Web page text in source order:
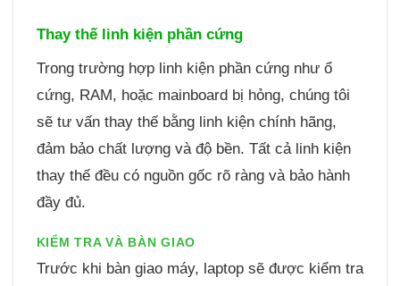
Thay thế linh kiện phần cứng
Trong trường hợp linh kiện phần cứng như ổ
cứng, RAM, hoặc mainboard bị hỏng, chúng tôi
sẽ tư vấn thay thế bằng linh kiện chính hãng,
đảm bảo chất lượng và độ bền. Tất cả linh kiện
thay thế đều có nguồn gốc rõ ràng và bảo hành
đầy đủ.
KIỂM TRA VÀ BÀN GIAO
Trước khi bàn giao máy, laptop sẽ được kiểm tra